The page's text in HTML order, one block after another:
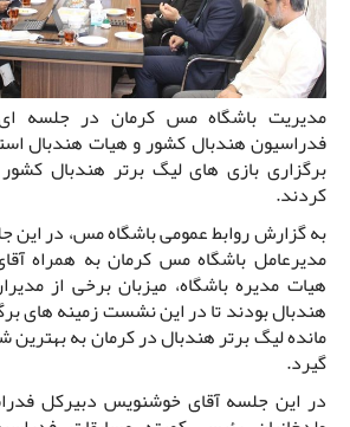
مدیریت باشگاه مس کرمان در جلسه
فدراسیون هندبال کشور و هیات هندبال
برگزاری بازی های لیگ برتر هندبال
کردند.
به گزارش روابط عمومی باشگاه مس، در این
مدیرعامل باشگاه مس کرمان به همراه
هیات مدیره باشگاه، میزبان برخی از
هندبال بودند تا در این نشست زمینه های
مانده لیگ برتر هندبال در کرمان به
گیرد‌.
در این جلسه آقای خوشنویس دبیرکل